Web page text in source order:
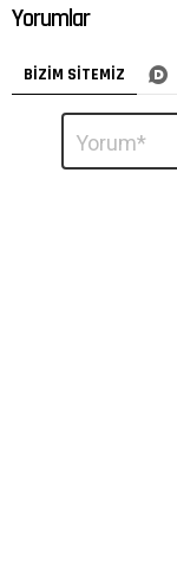
Yorumlar
BIZIM SITEMIZ
Yorum